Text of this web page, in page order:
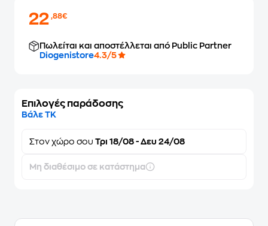
22,88€
Πωλείται και αποστέλλεται από Public Partner
Diogenistore4.3/5
Επιλογές παράδοσης
Βάλε ΤΚ
Στον χώρο σου Τρι 18/08 - Δευ 24/08
Μη διαθέσιμο σε κατάστημα